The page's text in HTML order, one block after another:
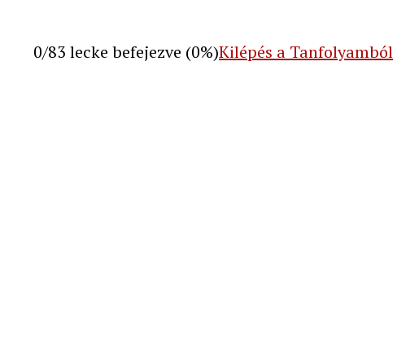
0/83 lecke befejezve (0%)Kilépés a Tanfolyamból